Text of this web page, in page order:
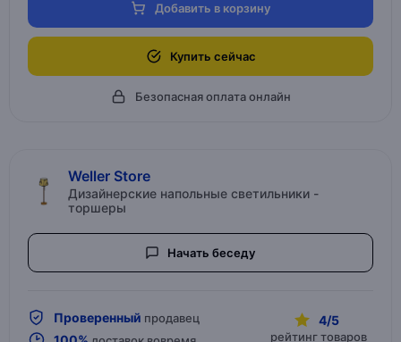
Добавить в корзину
Купить сейчас
Безопасная оплата онлайн
Weller Store
Дизайнерские напольные светильники -
торшеры
Начать беседу
Проверенный продавец 4/5
рейтинг товаров